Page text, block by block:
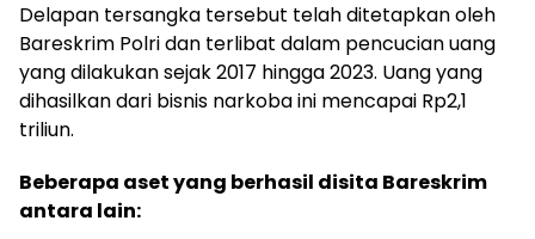
Delapan tersangka tersebut telah ditetapkan oleh
Bareskrim Polri dan terlibat dalam pencucian uang
yang dilakukan sejak 2017 hingga 2023. Uang yang
dihasilkan dari bisnis narkoba ini mencapai Rp2,1
triliun.
Beberapa aset yang berhasil disita Bareskrim
antara lain: